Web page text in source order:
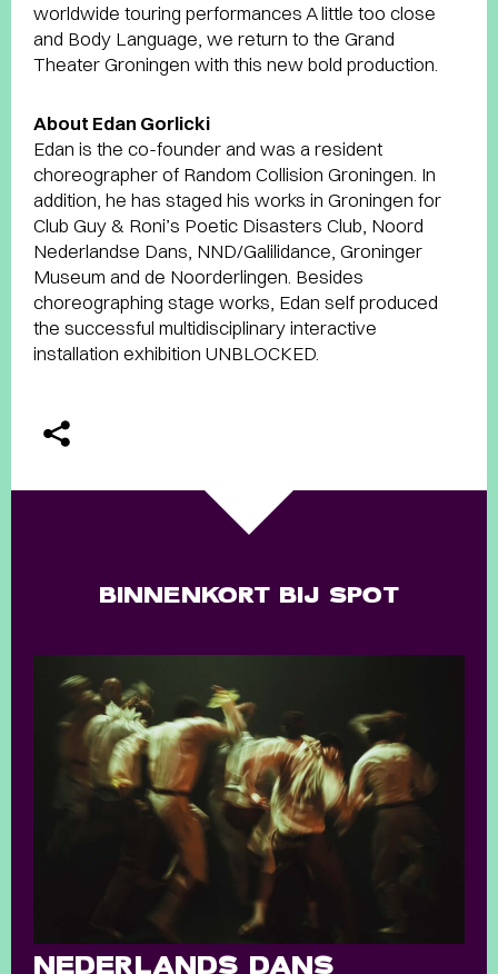
worldwide touring performances A little too close
and Body Language, we return to the Grand
Theater Groningen with this new bold production.
About Edan Gorlicki
Edan is the co-founder and was a resident
choreographer of Random Collision Groningen. In
addition, he has staged his works in Groningen for
Club Guy & Roni’s Poetic Disasters Club, Noord
Nederlandse Dans, NND/Galilidance, Groninger
Museum and de Noorderlingen. Besides
choreographing stage works, Edan self produced
the successful multidisciplinary interactive
installation exhibition UNBLOCKED.
BINNENKORT BIJ SPOT
NEDERLANDS DANS